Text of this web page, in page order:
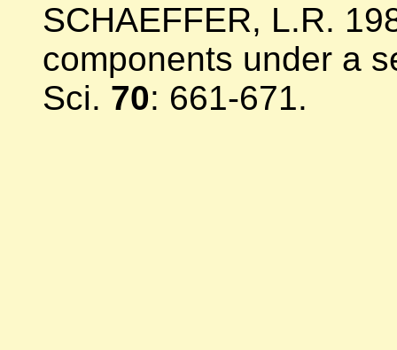
SCHAEFFER, L.R.
components under a
Sci. 70: 661-671.